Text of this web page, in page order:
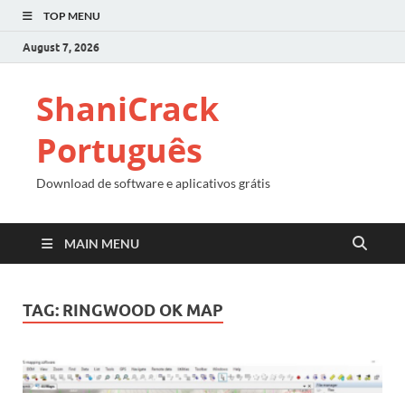
TOP MENU
August 7, 2026
ShaniCrack
Português
Download de software e aplicativos grátis
MAIN MENU
TAG: RINGWOOD OK MAP